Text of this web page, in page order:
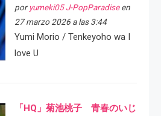
por yumeki05 J-PopParadiseen
27 marzo 2026 a las 3:44
Yumi Morio / Tenkeyoho wa I
love U
「HQ」菊池桃子 青春のいじ